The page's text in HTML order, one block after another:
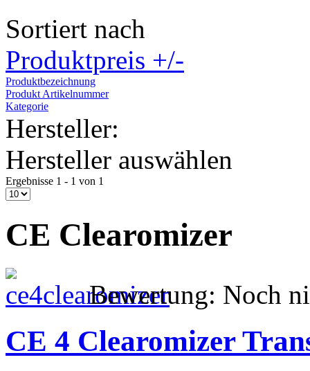
Sortiert nach
Produktpreis +/-
Produktbezeichnung
Produkt Artikelnummer
Kategorie
Hersteller:
Hersteller auswählen
Ergebnisse 1 - 1 von 1
CE Clearomizer
Bewertung: Noch
CE 4 Clearomizer